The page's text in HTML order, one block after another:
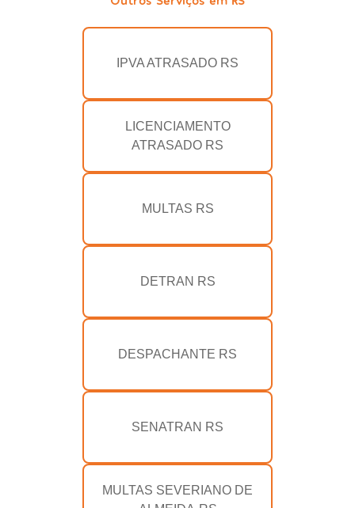
IPVA ATRASADO RS
LICENCIAMENTO
ATRASADO RS
MULTAS RS
DETRAN RS
DESPACHANTE RS
SENATRAN RS
MULTAS SEVERIANO DE